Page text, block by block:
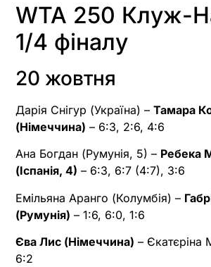
WTA 250 Клуж-
1/4 фіналу
20 жовтня
Дарія Снігур (Україна) – Тамара
(Німеччина) – 6:3, 2:6, 4:6
Ана Богдан (Румунія, 5) – Ребека
(Іспанія, 4) – 6:3, 6:7 (4:7), 3:6
Емільяна Аранго (Колумбія) –
(Румунія) – 1:6, 6:0, 1:6
Єва Лис (Німеччина) – Єкатєріна
6:2